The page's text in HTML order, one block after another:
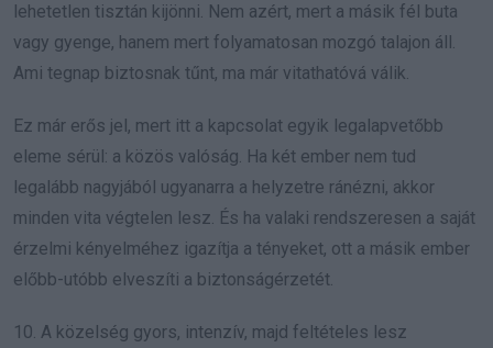
lehetetlen tisztán kijönni. Nem azért, mert a másik fél buta
vagy gyenge, hanem mert folyamatosan mozgó talajon áll.
Ami tegnap biztosnak tűnt, ma már vitathatóvá válik.
Ez már erős jel, mert itt a kapcsolat egyik legalapvetőbb
eleme sérül: a közös valóság. Ha két ember nem tud
legalább nagyjából ugyanarra a helyzetre ránézni, akkor
minden vita végtelen lesz. És ha valaki rendszeresen a saját
érzelmi kényelméhez igazítja a tényeket, ott a másik ember
előbb-utóbb elveszíti a biztonságérzetét.
10. A közelség gyors, intenzív, majd feltételes lesz